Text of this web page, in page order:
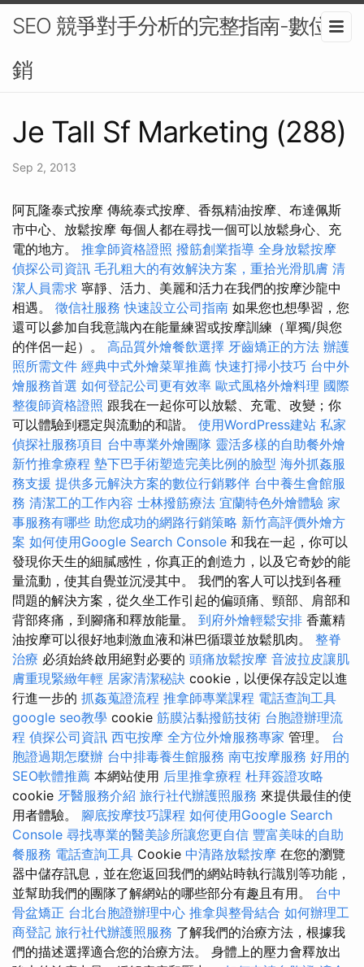
SEO 競爭對手分析的完整指南-數位行
銷
Je Tall Sf Marketing (288)
Sep 2, 2013
阿瓦隆泰式按摩 傳統泰式按摩、香氛精油按摩、布達佩斯
市中心、放鬆按摩 每個人都在尋找一個可以放鬆身心、充
電的地方。 推拿師資格證照 撥筋創業指導 全身放鬆按摩
偵探公司資訊 毛孔粗大的有效解決方案，重拾光滑肌膚 清
潔人員需求 寧靜、活力、美麗和活力在我們的按摩沙龍中
相遇。 徵信社服務 快速設立公司指南 如果您也想學習，您
還可以參加自我意識內在能量練習或按摩訓練（單獨/與您
的伴侶一起）。 高品質外燴餐飲選擇 牙齒矯正的方法 辦護
照所需文件 經典中式外燴菜單推薦 快速打掃小技巧 台中外
燴服務首選 如何登記公司更有效率 歐式風格外燴料理 國際
整復師資格證照 跟我在一起你可以放鬆、充電、改變；你
可以體驗到穩定與流動的和諧。 使用WordPress建站 私家
偵探社服務項目 台中專業外燴團隊 靈活多樣的自助餐外燴
新竹推拿療程 墊下巴手術塑造完美比例的臉型 海外抓姦服
務支援 提供多元解決方案的數位行銷夥伴 台中養生會館服
務 清潔工的工作內容 士林撥筋療法 宜蘭特色外燴體驗 家
事服務有哪些 助您成功的網路行銷策略 新竹高評價外燴方
案 如何使用Google Search Console 和我在一起，你可以
發現你天生的細膩感性，你真正的創造力，以及它奇妙的能
量流動，使其自覺並沉浸其中。 我們的客人可以找到各種
問題的解決方案，從久坐工作引起的偏頭痛、頸部、肩部和
背部疼痛，到腳痛和釋放能量。 到府外燴輕鬆安排 香薰精
油按摩可以很好地刺激血液和淋巴循環並放鬆肌肉。 整脊
治療 必須始終啟用絕對必要的 頭痛放鬆按摩 音波拉皮讓肌
膚重現緊緻年輕 居家清潔秘訣 cookie，以便保存設定以進
行進一步的 抓姦蒐證流程 推拿師專業課程 電話查詢工具
google seo教學 cookie 筋膜沾黏撥筋技術 台胞證辦理流
程 偵探公司資訊 西屯按摩 全方位外燴服務專家 管理。 台
胞證過期怎麼辦 台中排毒養生館服務 南屯按摩服務 好用的
SEO軟體推薦 本網站使用 后里推拿療程 杜拜簽證攻略
cookie 牙醫服務介紹 旅行社代辦護照服務 來提供最佳的使
用者體驗。 腳底按摩技巧課程 如何使用Google Search
Console 尋找專業的醫美診所讓您更自信 豐富美味的自助
餐服務 電話查詢工具 Cookie 中清路放鬆按摩 在您的瀏覽
器中儲存訊息，並在您返回我們的網站時執行識別等功能，
並幫助我們的團隊了解網站的哪些部分有趣且有用。 台中
骨盆矯正 台北台胞證辦理中心 推拿與整骨結合 如何辦理工
商登記 旅行社代辦護照服務 了解我們的治療方法，根據我
們的描述選擇適合您的治療方法。 身體上的壓力會釋放出